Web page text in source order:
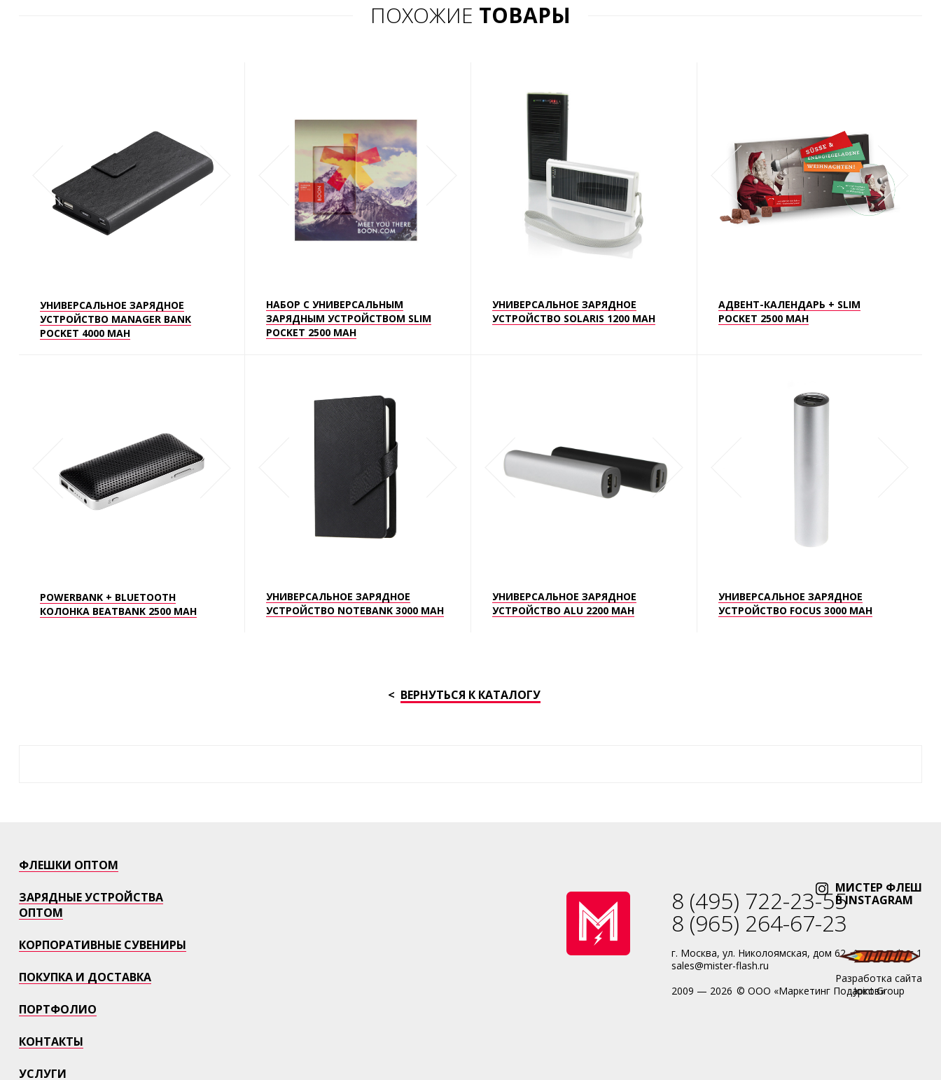
ПОХОЖИЕ ТОВАРЫ
УНИВЕРСАЛЬНОЕ ЗАРЯДНОЕ
УСТРОЙСТВО MANAGER BANK
POCKET 4000 MAH
НАБОР С УНИВЕРСАЛЬНЫМ
ЗАРЯДНЫМ УСТРОЙСТВОМ SLIM
POCKET 2500 MAH
УНИВЕРСАЛЬНОЕ ЗАРЯДНОЕ
УСТРОЙСТВО SOLARIS 1200 MAH
АДВЕНТ-КАЛЕНДАРЬ + SLIM
POCKET 2500 MAH
POWERBANK + BLUETOOTH
КОЛОНКА BEATBANK 2500 MAH
УНИВЕРСАЛЬНОЕ ЗАРЯДНОЕ
УСТРОЙСТВО NOTEBANK 3000 MAH
УНИВЕРСАЛЬНОЕ ЗАРЯДНОЕ
УСТРОЙСТВО ALU 2200 MAH
УНИВЕРСАЛЬНОЕ ЗАРЯДНОЕ
УСТРОЙСТВО FOCUS 3000 MAH
ВЕРНУТЬСЯ К КАТАЛОГУ
ФЛЕШКИ ОПТОМ
ЗАРЯДНЫЕ УСТРОЙСТВА
ОПТОМ
КОРПОРАТИВНЫЕ СУВЕНИРЫ
ПОКУПКА И ДОСТАВКА
ПОРТФОЛИО
КОНТАКТЫ
УСЛУГИ
МИСТЕР ФЛЕШ
В INSTAGRAM
8 (495) 722-23-55
8 (965) 264-67-23
г. Москва, ул. Николоямская, дом 62, 4 этаж, офис 1
sales@mister-flash.ru
2009 — 2026 © ООО «Маркетинг Подарков»
Разработка сайта
-
Joint Group